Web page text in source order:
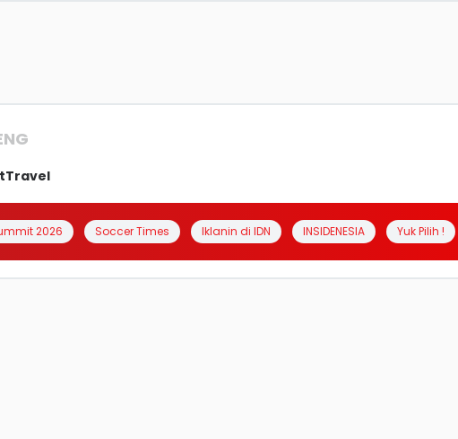
Travel
2026 Soccer Times Iklanin di IDN INSIDENESIA Yuk Pilih !